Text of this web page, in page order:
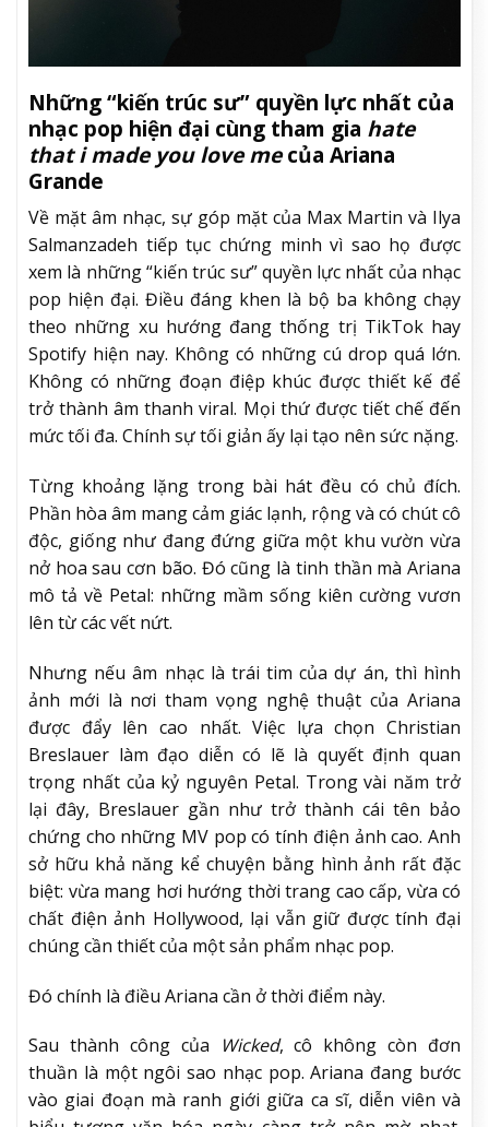
Những “kiến trúc sư” quyền lực nhất của
nhạc pop hiện đại cùng tham gia hate
that i made you love mecủa Ariana
Grande
Về mặt âm nhạc, sự góp mặt của Max Martin và Ilya
Salmanzadeh tiếp tục chứng minh vì sao họ được
xem là những “kiến trúc sư” quyền lực nhất của nhạc
pop hiện đại. Điều đáng khen là bộ ba không chạy
theo những xu hướng đang thống trị TikTok hay
Spotify hiện nay. Không có những cú drop quá lớn.
Không có những đoạn điệp khúc được thiết kế để
trở thành âm thanh viral. Mọi thứ được tiết chế đến
mức tối đa. Chính sự tối giản ấy lại tạo nên sức nặng.
Từng khoảng lặng trong bài hát đều có chủ đích.
Phần hòa âm mang cảm giác lạnh, rộng và có chút cô
độc, giống như đang đứng giữa một khu vườn vừa
nở hoa sau cơn bão. Đó cũng là tinh thần mà Ariana
mô tả về Petal: những mầm sống kiên cường vươn
lên từ các vết nứt.
Nhưng nếu âm nhạc là trái tim của dự án, thì hình
ảnh mới là nơi tham vọng nghệ thuật của Ariana
được đẩy lên cao nhất. Việc lựa chọn Christian
Breslauer làm đạo diễn có lẽ là quyết định quan
trọng nhất của kỷ nguyên Petal. Trong vài năm trở
lại đây, Breslauer gần như trở thành cái tên bảo
chứng cho những MV pop có tính điện ảnh cao. Anh
sở hữu khả năng kể chuyện bằng hình ảnh rất đặc
biệt: vừa mang hơi hướng thời trang cao cấp, vừa có
chất điện ảnh Hollywood, lại vẫn giữ được tính đại
chúng cần thiết của một sản phẩm nhạc pop.
Đó chính là điều Ariana cần ở thời điểm này.
Sau thành công của Wicked, cô không còn đơn
thuần là một ngôi sao nhạc pop. Ariana đang bước
vào giai đoạn mà ranh giới giữa ca sĩ, diễn viên và